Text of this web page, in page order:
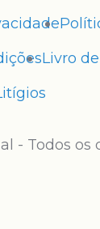
Livro
- Todos os